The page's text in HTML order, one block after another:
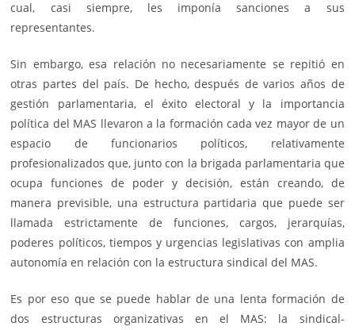
cual, casi siempre, les imponía sanciones a sus
representantes.
Sin embargo, esa relación no necesariamente se repitió en
otras partes del país. De hecho, después de varios años de
gestión parlamentaria, el éxito electoral y la importancia
política del MAS llevaron a la formación cada vez mayor de un
espacio de funcionarios políticos, relativamente
profesionalizados que, junto con la brigada parlamentaria que
ocupa funciones de poder y decisión, están creando, de
manera previsible, una estructura partidaria que puede ser
llamada estrictamente de funciones, cargos, jerarquías,
poderes políticos, tiempos y urgencias legislativas con amplia
autonomía en relación con la estructura sindical del MAS.
Es por eso que se puede hablar de una lenta formación de
dos estructuras organizativas en el MAS: la sindical-